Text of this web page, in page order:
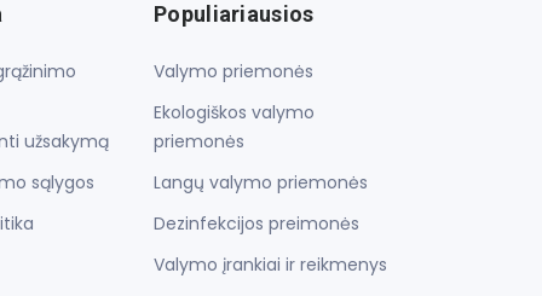
užsakymą
sąlygos
Populiariausios
Valymo priemonės
Ekologiškos valymo
priemonės
Langų valymo priemonės
Dezinfekcijos preimonės
Valymo įrankiai ir reikmenys